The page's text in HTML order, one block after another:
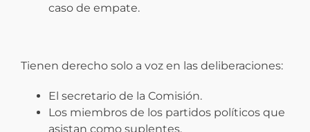
caso de empate.
Tienen derecho solo a voz en las deliberaciones:
El secretario de la Comisión.
Los miembros de los partidos políticos que
asistan como suplentes.